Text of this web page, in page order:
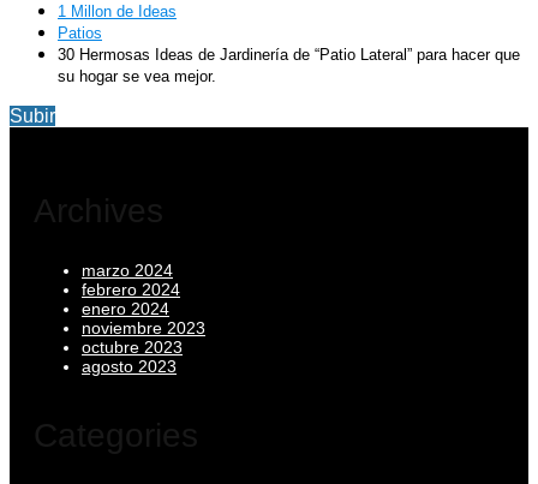
1 Millon de Ideas
Patios
30 Hermosas Ideas de Jardinería de “Patio Lateral” para hacer que
su hogar se vea mejor.
Subir
Archives
marzo 2024
febrero 2024
enero 2024
noviembre 2023
octubre 2023
agosto 2023
Categories